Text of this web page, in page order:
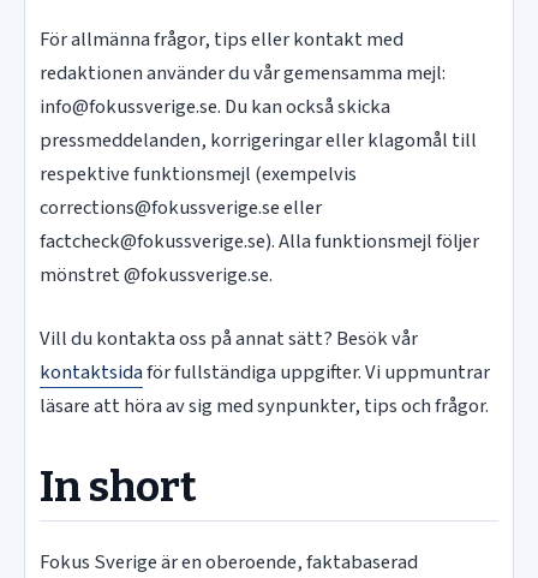
För allmänna frågor, tips eller kontakt med
redaktionen använder du vår gemensamma mejl:
info@fokussverige.se. Du kan också skicka
pressmeddelanden, korrigeringar eller klagomål till
respektive funktionsmejl (exempelvis
corrections@fokussverige.se eller
factcheck@fokussverige.se). Alla funktionsmejl följer
mönstret @fokussverige.se.
Vill du kontakta oss på annat sätt? Besök vår
kontaktsidaför fullständiga uppgifter. Vi uppmuntrar
läsare att höra av sig med synpunkter, tips och frågor.
In short
Fokus Sverige är en oberoende, faktabaserad